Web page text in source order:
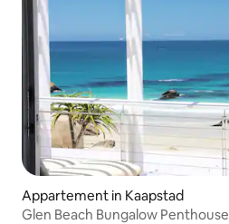
Appartement in Kaapstad
Glen Beach Bungalow Penthouse